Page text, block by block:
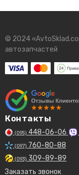
© 2024
автозапчастей
Контакты
(095) 448-06-06
(097) 760-80-88
(093) 309-89-89
Заказать звонок